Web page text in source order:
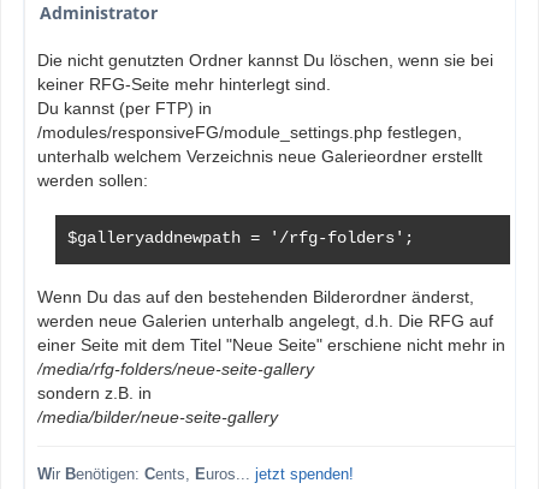
Administrator
Die nicht genutzten Ordner kannst Du löschen, wenn sie bei
keiner RFG-Seite mehr hinterlegt sind.
Du kannst (per FTP) in
/modules/responsiveFG/module_settings.php festlegen,
unterhalb welchem Verzeichnis neue Galerieordner erstellt
werden sollen:
$galleryaddnewpath = '/rfg-folders';
Wenn Du das auf den bestehenden Bilderordner änderst,
werden neue Galerien unterhalb angelegt, d.h. Die RFG auf
einer Seite mit dem Titel "Neue Seite" erschiene nicht mehr in
/media/rfg-folders/neue-seite-gallery
sondern z.B. in
/media/bilder/neue-seite-gallery
Wir Benötigen: Cents, Euros... jetzt spenden!